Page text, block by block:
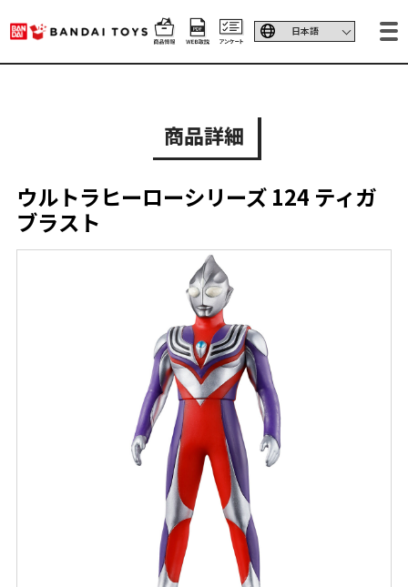
商品詳細
ウルトラヒーローシリーズ 124 ティガ
ブラスト